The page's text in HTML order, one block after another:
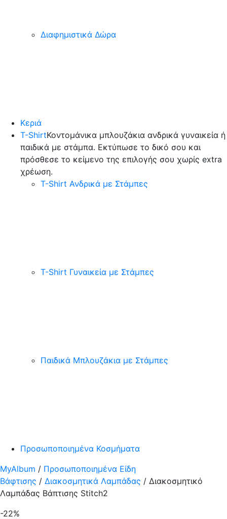
Διαφημιστικά Δώρα
Κεριά
T-ShirtΚοντομάνικα μπλουζάκια ανδρικά γυναικεία ή
παιδικά με στάμπα. Εκτύπωσε το δικό σου και
πρόσθεσε το κείμενο της επιλογής σου χωρίς extra
χρέωση.
T-Shirt Ανδρικά με Στάμπες
T-Shirt Γυναικεία με Στάμπες
Παιδικά Μπλουζάκια με Στάμπες
Προσωποποιημένα Κοσμήματα
MyAlbum / Προσωποποιημένα Είδη
Βάφτισης / Διακοσμητικά Λαμπάδας / Διακοσμητικό
Λαμπάδας Βάπτισης Stitch2
-22%